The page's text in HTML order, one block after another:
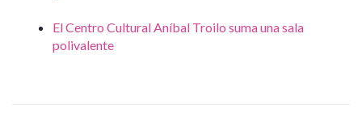
El Centro Cultural Aníbal Troilo suma una sala
polivalente